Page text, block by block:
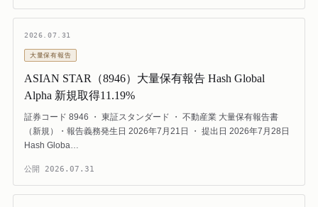
2026.07.31
大量保有報告
ASIAN STAR（8946）大量保有報告 Hash Global
Alpha 新規取得11.19%
証券コード 8946 ・ 東証スタンダード ・ 不動産業 大量保有報告書
（新規）・報告義務発生日 2026年7月21日 ・ 提出日 2026年7月28日
Hash Globa…
公開 2026.07.31